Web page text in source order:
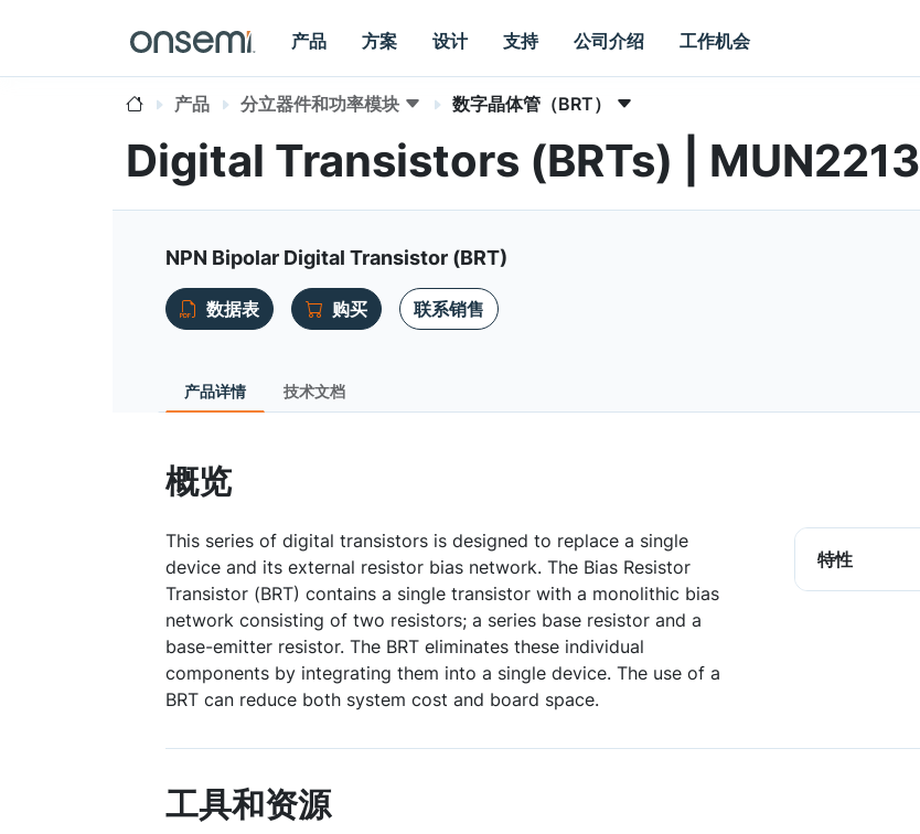
产品 方案 设计 支持 公司介绍 工作机会
产品 分立器件和功率模块 数字晶体管（BRT）
Digital Transistors (BRTs) | MUN2213
NPN Bipolar Digital Transistor (BRT)
数据表
购买 联系销售
产品详情 技术文档
概览
This series of digital transistors is designed to replace a single
device and its external resistor bias network. The Bias Resistor
Transistor (BRT) contains a single transistor with a monolithic bias
network consisting of two resistors; a series base resistor and a
base-emitter resistor. The BRT eliminates these individual
components by integrating them into a single device. The use of a
BRT can reduce both system cost and board space.
特性
工具和资源